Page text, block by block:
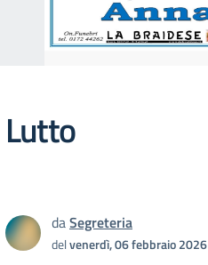
Lutto
daSegreteria
delvenerdì, 06 febbraio 2026